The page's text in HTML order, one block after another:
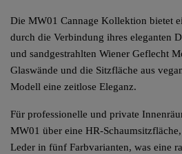
Die MW01 Cannage Kollektion bietet
durch die Verbindung ihres eleganten
und sandgestrahlten Wiener Geflecht
Glaswände und die Sitzfläche aus
Modell eine zeitlose Eleganz.
Für professionelle und private
MW01 über eine HR-
Leder in fünf Farbvarianten, was eine